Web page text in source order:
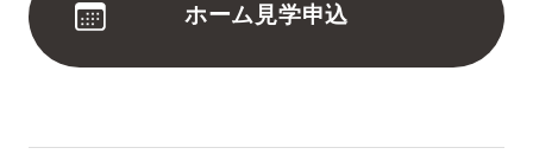
ホーム見学申込